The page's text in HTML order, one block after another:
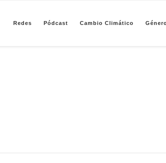
es una plataforma independiente de periodismo basado en
Redes Pódcast Cambio Climático